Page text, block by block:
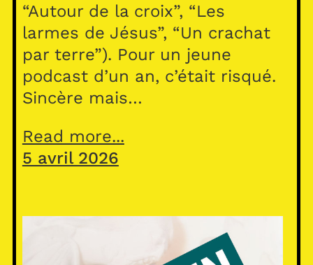
“Autour de la croix”, “Les
larmes de Jésus”, “Un crachat
par terre”). Pour un jeune
podcast d’un an, c’était risqué.
Sincère mais…
Read more...
5 avril 2026